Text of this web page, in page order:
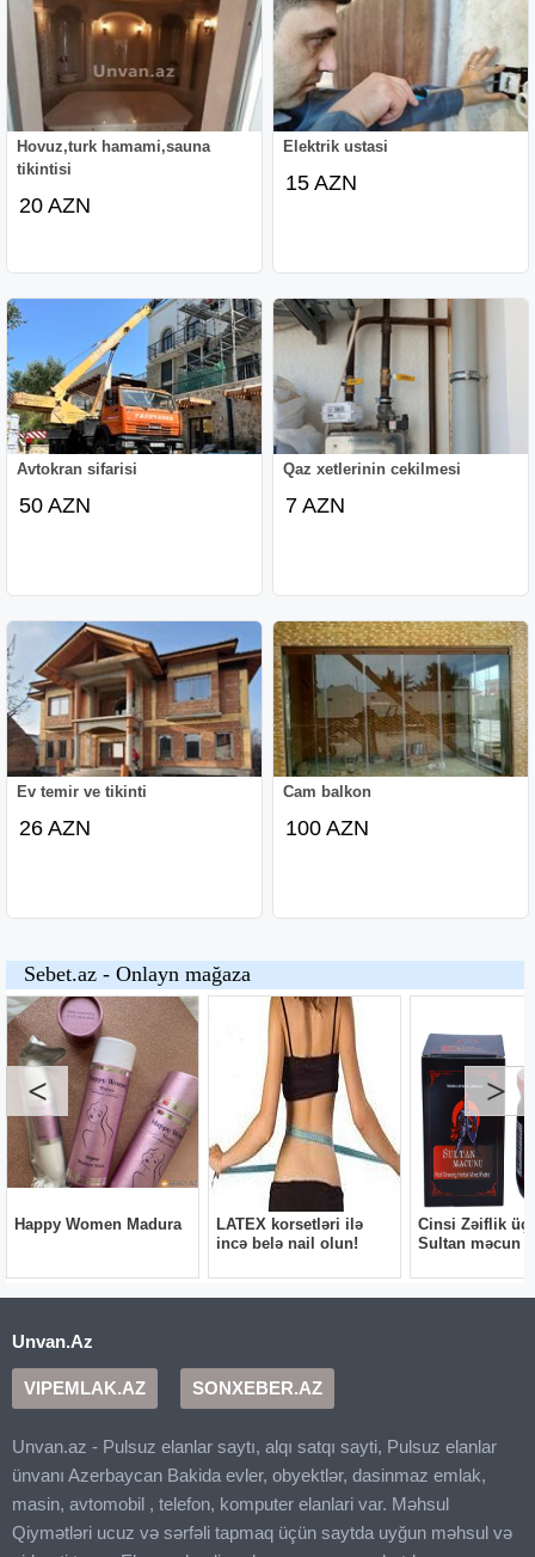
Hovuz,turk hamami,sauna
tikintisi
20 AZN
Elektrik ustasi
15 AZN
Avtokran sifarisi
50 AZN
Qaz xetlerinin cekilmesi
7 AZN
Ev temir ve tikinti
26 AZN
Cam balkon
100 AZN
Unvan.Az
VIPEMLAK.AZ SONXEBER.AZ
Unvan.az - Pulsuz elanlar saytı, alqı satqı sayti, Pulsuz elanlar
ünvanı Azerbaycan Bakida evler, obyektlər, dasinmaz emlak,
masin, avtomobil , telefon, komputer elanlari var. Məhsul
Qiymətləri ucuz və sərfəli tapmaq üçün saytda uyğun məhsul və